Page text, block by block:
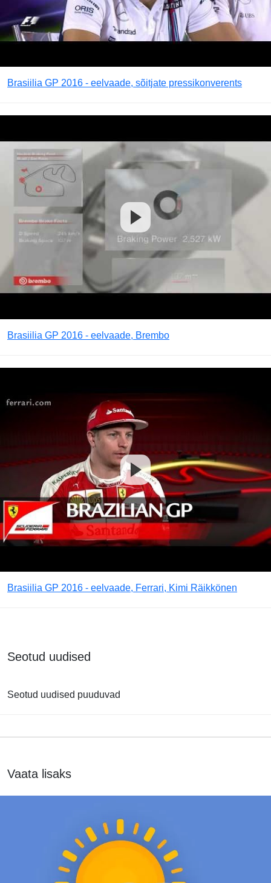
Brasiilia GP 2016 - eelvaade, sõitjate pressikonverents
Brasiilia GP 2016 - eelvaade, Brembo
Brasiilia GP 2016 - eelvaade, Ferrari, Kimi Räikkönen
Seotud uudised
Seotud uudised puuduvad
Vaata lisaks